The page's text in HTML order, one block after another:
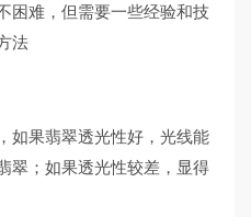
困难，但需要一些经验和技
法
如果翡翠透光性好，光线能
翠；如果透光性较差，显得